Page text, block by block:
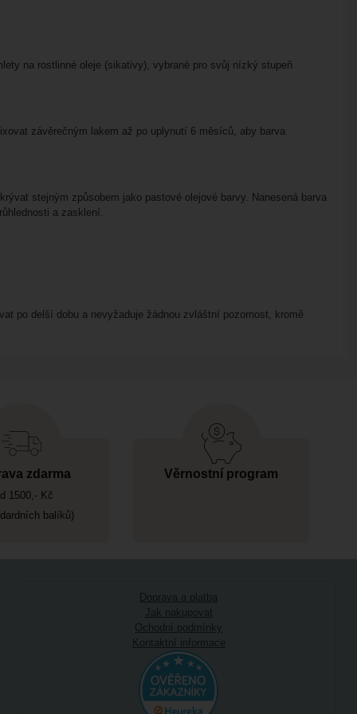
na rostlinné oleje (sikativy), vybrané pro svůj nízký stupeň
závěrečným lakem až po uplynutí 6 měsíců, aby barva
stejným způsobem jako pastové olejové barvy. Nanesená barva
a zasklení.
po delší dobu a nevyžaduje žádnou zvláštní pozornost, kromě
zdarma
1500,- Kč
balíků)
Věrnostní program
Doprava a platba
Jak nakupovat
Ochodní podmínky
Kontaktní informace